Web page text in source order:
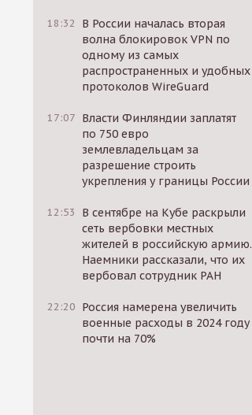
18:32
В России началась вторая
волна блокировок VPN по
одному из самых
распространенных и удобных
протоколов WireGuard
17:07 Власти Финляндии заплатят
по 750 евро
землевладельцам за
разрешение строить
укрепления у границы России
12:53
В сентябре на Кубе раскрыли
сеть вербовки местных
жителей в российскую армию.
Наемники рассказали, что их
вербовал сотрудник РАН
22:20 Россия намерена увеличить
военные расходы в 2024 году
почти на 70%